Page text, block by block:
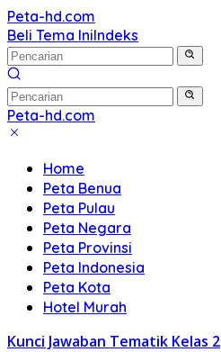
Langsung
ke
konten
Peta-hd.com
Kumpulan
Gambar
Peta
HD
Beli Tema IniIndeks
Peta-hd.com
Kumpulan
Peta
HD
Home
Peta Benua
Peta Pulau
Peta Negara
Peta Provinsi
Peta Indonesia
Peta Kota
Hotel Murah
Kunci Jawaban Tematik Kelas 2